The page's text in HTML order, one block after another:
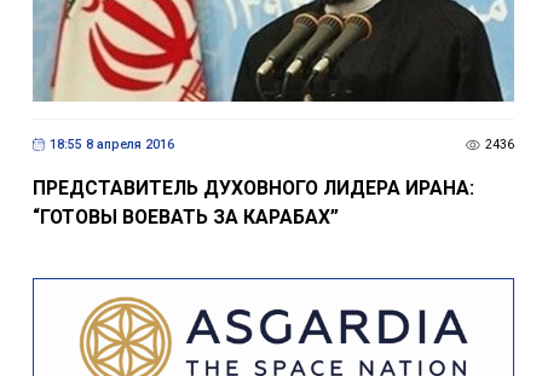
18:55 8 апреля 2016 2436
ПРЕДСТАВИТЕЛЬ ДУХОВНОГО ЛИДЕРА ИРАНА:
“ГОТОВЫ ВОЕВАТЬ ЗА КАРАБАХ”